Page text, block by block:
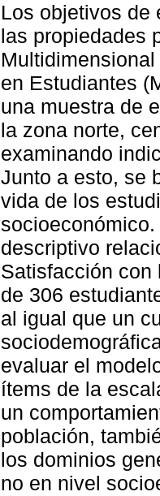
Los objetivos de
las propiedades
en Estudiantes
una muestra de
la zona norte,
examinando
Junto a esto, se
vida de los
descriptivo
Satisfacción con
de 306
al igual que un
evaluar el
ítems de la
un
población,
los dominios
no en nivel